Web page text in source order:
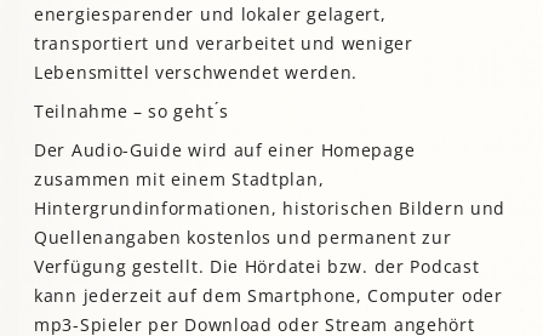
energiesparender und lokaler gelagert,
transportiert und verarbeitet und weniger
Lebensmittel verschwendet werden.
Teilnahme – so geht ́s
Der Audio-Guide wird auf einer Homepage
zusammen mit einem Stadtplan,
Hintergrundinformationen, historischen Bildern und
Quellenangaben kostenlos und permanent zur
Verfügung gestellt. Die Hördatei bzw. der Podcast
kann jederzeit auf dem Smartphone, Computer oder
mp3-Spieler per Download oder Stream angehört